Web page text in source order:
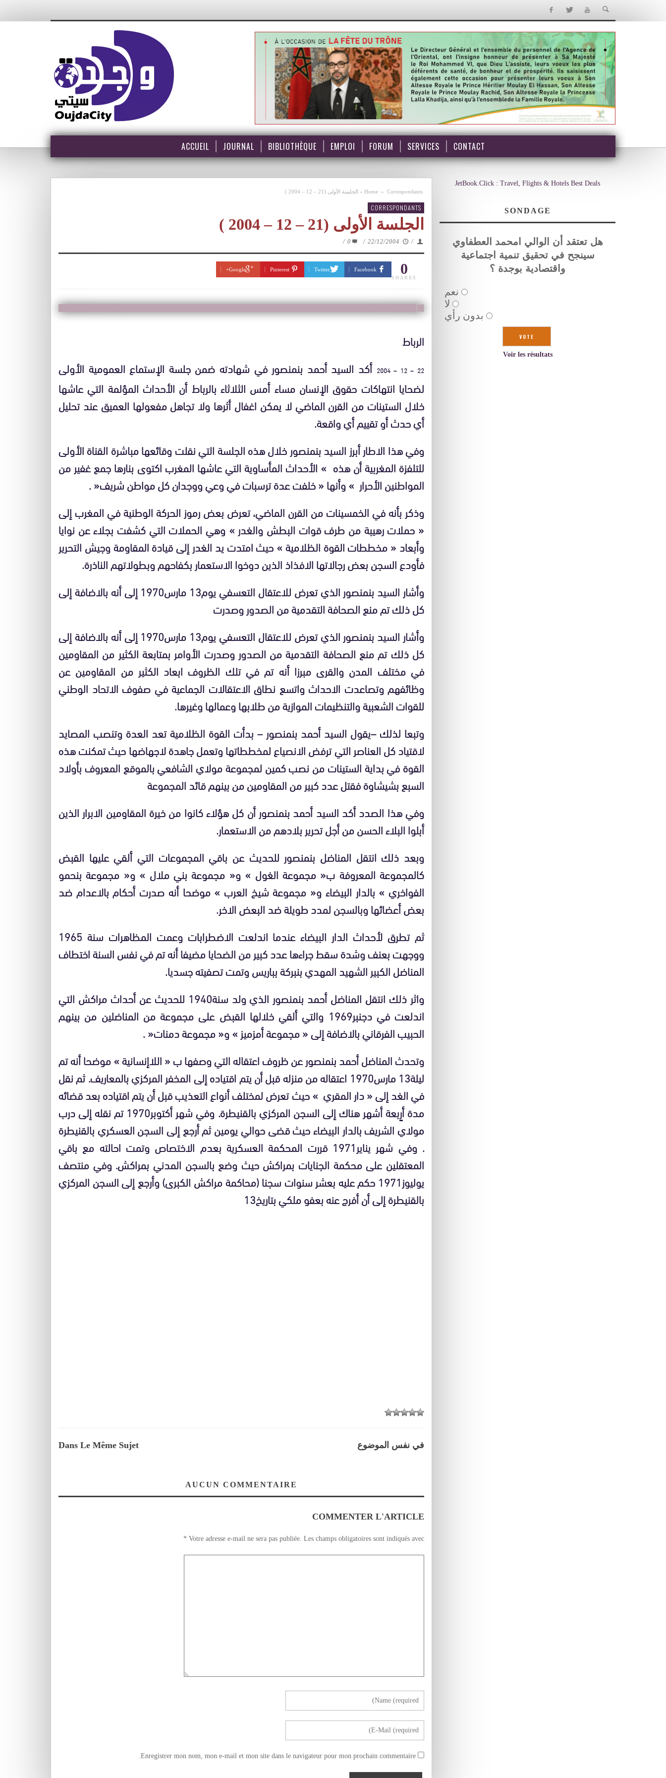
ACCUEIL JOURNAL BIBLIOTHÈQUE EMPLOI FORUM SERVICES CONTACT
Home » Correspondants
» الجلسة الأولى (21 – 12 – 2004 )
CORRESPONDANTS
الجلسة الأولى (21 – 12 – 2004 )
/
22/12/2004
/
0
/
0
SHARES
Facebook
Twitter
Pinterest
Google+
الرباط
22 – 12 – 2004
أكد السيد أحمد بنمنصور في شهادته ضمن جلسة الإستماع العمومية الأولى
لضحايا انتهاكات حقوق الإنسان مساء أمس الثلاثاء بالرباط أن الأحداث المؤلمة التي عاشها
خلال الستينات من القرن الماضي لا يمكن اغفال أثرها ولا تجاهل مفعولها العميق عند تحليل
أي حدث أو تقييم أي واقعة.
وفي هذا الاطار أبرز السيد بنمنصور خلال هذه الجلسة التي نقلت وقائعها مباشرة القناة الأولى
للتلفزة المغربية أن هذه »الأحداث المأساوية التي عاشها المغرب اكتوى بنارها جمع غفير من
المواطنين الأحرار »وأنها«خلفت عدة ترسبات في وعي ووجدان كل مواطن شريف« .
وذكر بأنه في الخمسينات من القرن الماضي، تعرض بعض رموز الحركة الوطنية في المغرب إلى
«حملات رهيبة من طرف قوات البطش والغدر »وهي الحملات التي كشفت بجلاء عن نوايا
وأبعاد«مخططات القوة الظلامية»حيث امتدت يد الغدر إلى قيادة المقاومة وجيش التحرير
فأودع السجن بعض رجالاتها الافذاذ الذين دوخوا الاستعمار بكفاحهم وبطولاتهم الناذرة.
وأشار السيد بنمنصور الذي تعرض للاعتقال التعسفي يوم13مارس1970إلى أنه بالاضافة إلى
كل ذلك تم منع الصحافة التقدمية من الصدور وصدرت
وأشار السيد بنمنصور الذي تعرض للاعتقال التعسفي يوم13مارس1970إلى أنه بالاضافة إلى
كل ذلك تم منع الصحافة التقدمية من الصدور وصدرت الأوامر بمتابعة الكثير من المقاومين
في مختلف المدن والقرى مبرزا أنه تم في تلك الظروف ابعاد الكثير من المقاومين عن
وظائفهم وتصاعدت الاحداث واتسع نطاق الاعتقالات الجماعية في صفوف الاتحاد الوطني
للقوات الشعبية والتنظيمات الموازية من طلابها وعمالها وغيرها.
وتبعا لذلك–يقول السيد أحمد بنمنصور–بدأت القوة الظلامية تعد العدة وتنصب المصايد
لاقتياد كل العناصر التي ترفض الانصياع لمخططاتها وتعمل جاهدة لاجهاضها حيث تمكنت هذه
القوة في بداية الستينات من نصب كمين لمجموعة مولاي الشافعي بالموقع المعروف بأولاد
السبع بشيشاوة فقتل عدد كبير من المقاومين من بينهم قائد المجموعة
وفي هذا الصدد أكد السيد أحمد بنمنصور أن كل هؤلاء كانوا من خيرة المقاومين الابرار الذين
أبلوا البلاء الحسن من أجل تحرير بلادهم من الاستعمار.
وبعد ذلك انتقل المناضل بنمنصور للحديث عن باقي المجموعات التي ألقي عليها القبض
كالمجموعة المعروفة ب«مجموعة الغول »و« مجموعة بني ملال »و« مجموعة بنحمو
الفواخري» بالدار البيضاء و« مجموعة شيخ العرب »موضحا أنه صدرت أحكام بالاعدام ضد
بعض أعضائها وبالسجن لمدد طويلة ضد البعض الاخر.
ثم تطرق لأحداث الدار البيضاء عندما اندلعت الاضطرابات وعمت المظاهرات سنة 1965
ووجهت بعنف وشدة سقط جراءها عدد كبير من الضحايا مضيفا أنه تم في نفس السنة اختطاف
المناضل الكبير الشهيد المهدي بنبركة بباريس وتمت تصفيته جسديا.
واثر ذلك انتقل المناضل أحمد بنمنصور الذي ولد سنة1940 للحديث عن أحداث مراكش التي
اندلعت في دجنبر1969 والتي ألقي خلالها القبض على مجموعة من المناضلين من بينهم
الحبيب الفرقاني بالاضافة إلى«مجموعة أمزميز»و«مجموعة دمنات« .
وتحدث المناضل أحمد بنمنصور عن ظروف اعتقاله التي وصفها ب«اللاإنسانية»موضحا أنه تم
ليلة13مارس1970 اعتقاله من منزله قبل أن يتم اقتياده إلى المخفر المركزي بالمعاريف.ثم نقل
في الغد إلى«دار المقري »حيث تعرض لمختلف أنواع التعذيب قبل أن يتم اقتياده بعد قضائه
مدة أرٍبعة أشهر هناك إلى السجن المركزي بالقنيطرة.وفي شهر أكتوبر1970تم نقله إلى درب
مولاي الشريف بالدار البيضاء حيث قضى حوالي يومين ثم أرجع إلى السجن العسكري بالقنيطرة
.وفي شهر يناير1971 قررت المحكمة العسكرية بعدم الاختصاص وتمت احالته مع باقي
المعتقلين على محكمة الجنايات بمراكش حيث وضع بالسجن المدني بمراكش.وفي منتصف
يوليوز1971حكم عليه بعشر سنوات سجنا(محاكمة مراكش الكبرى)وأرجع إلى السجن المركزي
بالقنيطرة إلى أن أفرج عنه بعفو ملكي بتاريخ13
Dans Le Même Sujet في نفس الموضوع
AUCUN COMMENTAIRE
COMMENTER L'ARTICLE
Votre adresse e-mail ne sera pas publiée. Les champs obligatoires sont indiqués avec
*
Enregistrer mon nom, mon e-mail et mon site dans le navigateur pour mon prochain commentaire.
JetBook.Click : Travel, Flights & Hotels Best Deals
SONDAGE
هل تعتقد أن الوالي امحمد العطفاوي
سينجح في تحقيق تنمية اجتماعية
واقتصادية بوجدة ؟
نعم
لا
بدون رأي
Voir les résultats